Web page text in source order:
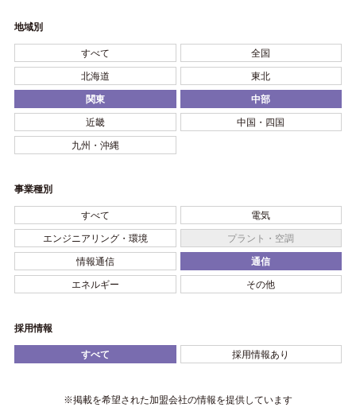
地域別
すべて 全国
北海道 東北
関東 中部
近畿 中国・四国
九州・沖縄
事業種別
すべて 電気
エンジニアリング・環境 プラント・空調
情報通信 通信
エネルギー その他
採用情報
すべて 採用情報あり
※掲載を希望された加盟会社の情報を提供しています